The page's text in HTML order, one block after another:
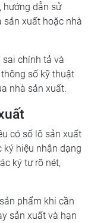
hướng dẫn sử
sản xuất hoặc nhà
sai chính tả và
số kỹ thuật
nhà sản xuất.
có số lô sản xuất
ký hiệu nhận dạng
ký tự rõ nét,
phẩm khi cần
sản xuất và hạn